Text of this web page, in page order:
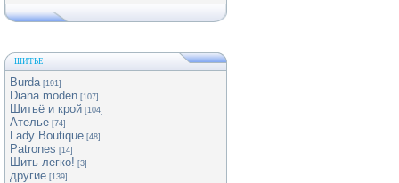
ШИТЬЕ
Burda [191]
Diana moden [107]
Шитьё и крой [104]
Ателье [74]
Lady Boutique [48]
Patrones [14]
Шить легко! [3]
другие [139]